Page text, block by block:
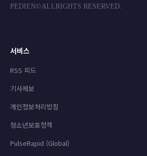
PEDIEN©ALLRIGHTS RESERVED.
서비스
RSS 피드
기사제보
개인정보처리방침
청소년보호정책
PulseRapid (Global)